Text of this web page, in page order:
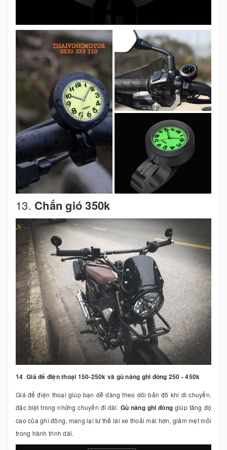
13. Chắn gió 350k
14.Giá để điện thoại 150-250k và gù nâng ghi đông 250 - 450k
Giá để điện thoại giúp bạn dễ dàng theo dõi bản đồ khi di chuyển,
đặc biệt trong những chuyến đi dài. Gù nâng ghi đông giúp tăng độ
cao của ghi đông, mang lại tư thế lái xe thoải mái hơn, giảm mệt mỏi
trong hành trình dài.